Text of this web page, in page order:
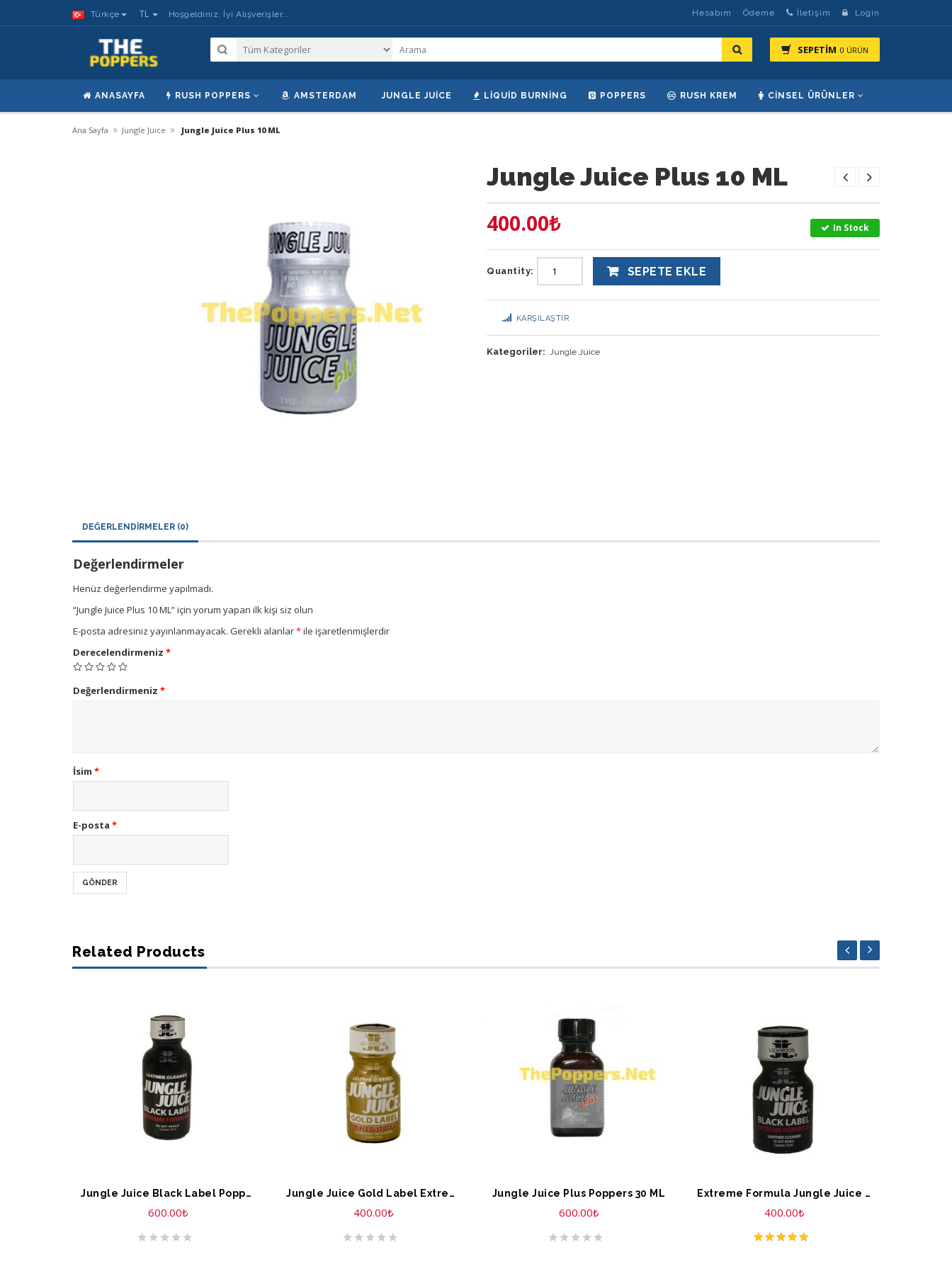
Türkçe TL Hoşgeldiniz, İyi Alışverişler... Hesabım Ödeme İletişim Login
SEPETİM 0 ÜRÜN
ANASAYFA RUSH POPPERS AMSTERDAM JUNGLE JUICE LIQUID BURNING POPPERS RUSH KREM CINSEL ÜRÜNLER
Ana Sayfa » Jungle Juice » Jungle Juice Plus 10 ML
Jungle Juice Plus 10 ML
400.00₺ In Stock
Quantity: SEPETE EKLE
KARŞILAŞTIR
Kategoriler: Jungle Juice
DEĞERLENDIRMELER (0)
Değerlendirmeler
Henüz değerlendirme yapılmadı.
“Jungle Juice Plus 10 ML” için yorum yapan ilk kişi siz olun
E-posta adresiniz yayınlanmayacak. Gerekli alanlar*ile işaretlenmişlerdir
Derecelendirmeniz *
Değerlendirmeniz *
İsim *
E-posta *
Related Products
SEPETE EKLE Jungle Juice Black Label Poppers 30 ML
600.00₺
SEPETE EKLE Jungle Juice Gold Label Extreme Formule 10 ML
400.00₺
SEPETE EKLE
Jungle Juice Plus Poppers 30 ML
600.00₺
SEPETE EKLE Extreme Formula Jungle Juice Black Label 10 ML
400.00₺